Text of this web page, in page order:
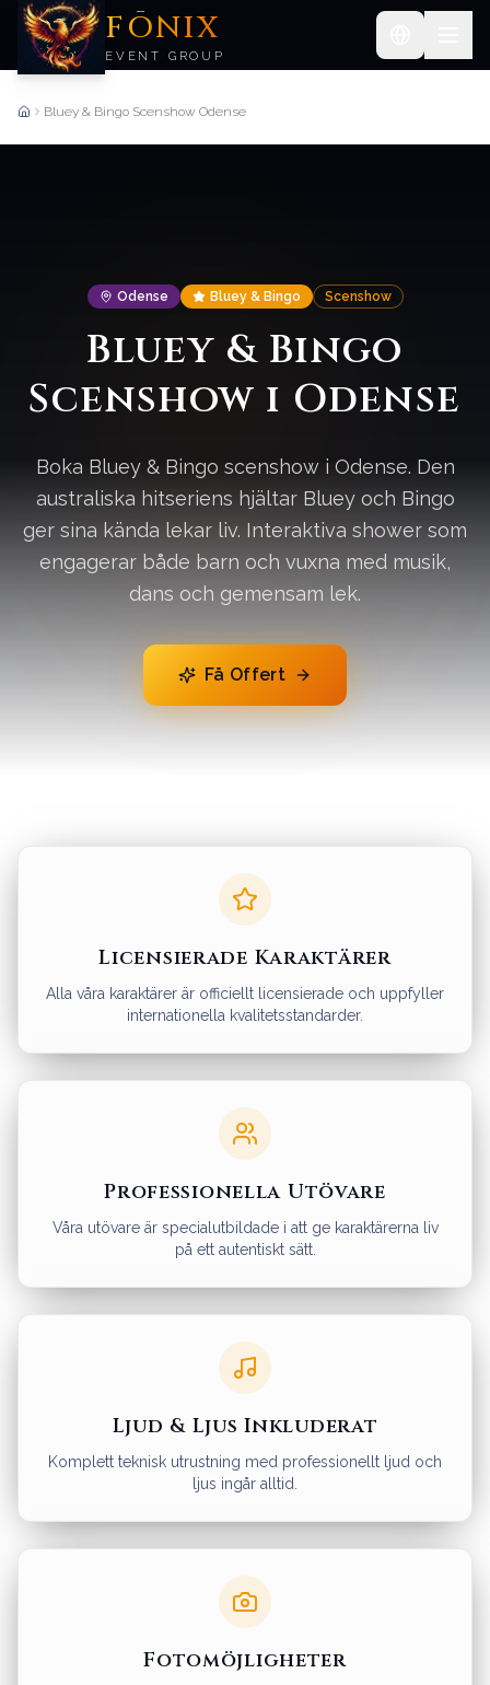
FŌNIX
EVENT GROUP
ForsideBluey & Bingo Scenshow Odense
Odense Bluey & Bingo Scenshow
Bluey & Bingo
Scenshow i Odense
Boka Bluey & Bingo scenshow i Odense. Den
australiska hitseriens hjältar Bluey och Bingo
ger sina kända lekar liv. Interaktiva shower som
engagerar både barn och vuxna med musik,
dans och gemensam lek.
Få Offert
Licensierade Karaktärer
Alla våra karaktärer är officiellt licensierade och uppfyller
internationella kvalitetsstandarder.
Professionella Utövare
Våra utövare är specialutbildade i att ge karaktärerna liv
på ett autentiskt sätt.
Ljud & Ljus Inkluderat
Komplett teknisk utrustning med professionellt ljud och
ljus ingår alltid.
Fotomöjligheter